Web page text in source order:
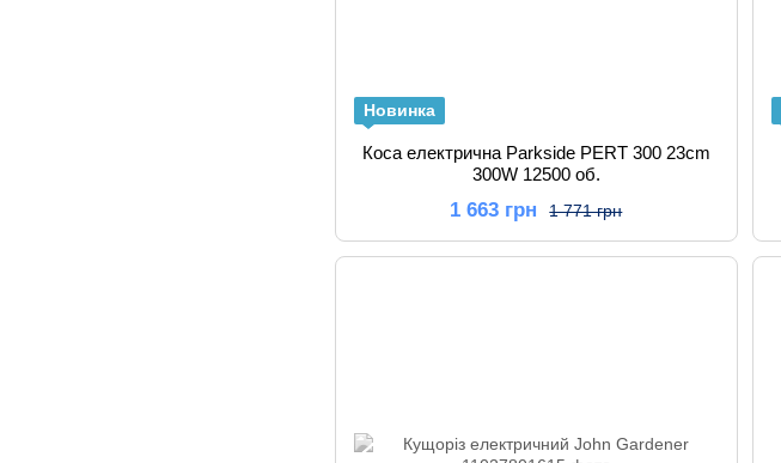
Новинка
Коса електрична Parkside PERT 300 23cm
300W 12500 об.
1 771 грн
1 663 грн